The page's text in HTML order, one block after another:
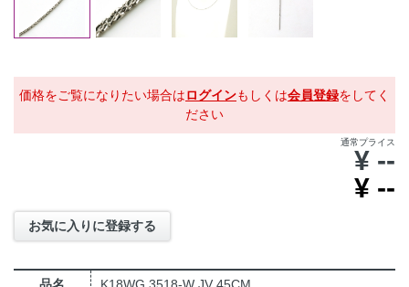
価格をご覧になりたい場合はログインもしくは会員登録をしてく
ださい
通常プライス
¥ --
¥ --
お気に入りに登録する